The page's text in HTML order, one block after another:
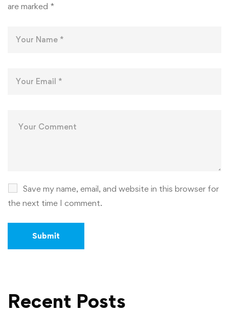
are marked *
Save my name, email, and website in this browser for
the next time I comment.
Recent Posts